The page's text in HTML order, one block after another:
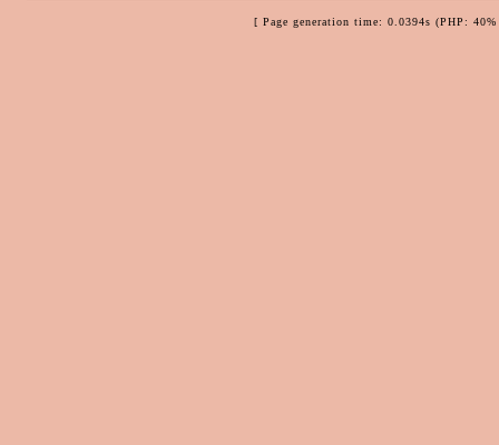
[ Page generation time: 0.0394s (PHP: